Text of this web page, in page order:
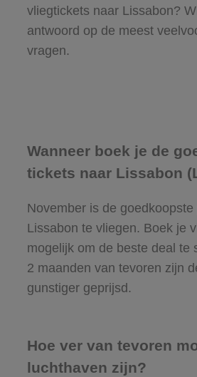
vliegtickets naar Lissabon?
antwoord op de meest
vragen.
Wanneer boek je de
tickets naar Lissabon
November is de
Lissabon te vliegen. Boek je
mogelijk om de beste deal te
2 maanden van tevoren zijn
gunstiger geprijsd.
Hoe ver van tevoren
luchthaven zijn?